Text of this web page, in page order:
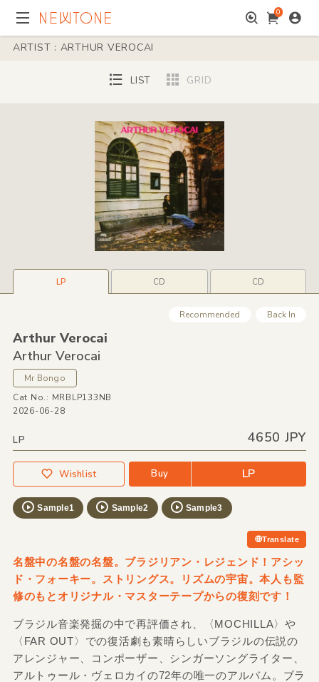
0
ARTIST : ARTHUR VEROCAI
LIST GRID
LP CD CD
Recommended Back In
Arthur Verocai
Arthur Verocai
Mr Bongo
Cat No.: MRBLP133NB
2026-06-28
LP 4650 JPY
Wishlist Buy LP
Sample1 Sample2 Sample3
Translate
名盤中の名盤の名盤。ブラジリアン・レジェンド！アシッ
ド・フォーキー。ストリングス。リズムの宇宙。本人も監
修のもとオリジナル・マスターテープからの復刻です！
ブラジル音楽発掘の中で再評価され、〈MOCHILLA〉や
〈FAR OUT〉での復活劇も素晴らしいブラジルの伝説の
アレンジャー、コンポーザー、シンガーソングライター、
アルトゥール・ヴェロカイの72年の唯一のアルバム。ブラ